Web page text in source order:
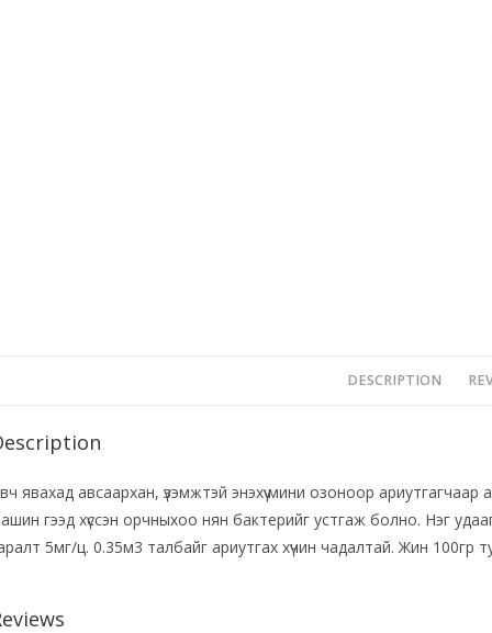
DESCRIPTION
явахад авсаархан, үзэмжтэй энэхүү мини озоноор ариутгагчаар
гээд хүссэн орчныхоо нян бактерийг устгаж болно. Нэг
5мг/ц. 0.35м3 талбайг ариутгах хүчин чадалтай. Жин 100гр